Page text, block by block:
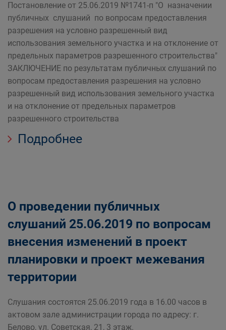
Постановление от 25.06.2019 №1741-п "О назначении
публичных слушаний по вопросам предоставления
разрешения на условно разрешенный вид
использования земельного участка и на отклонение от
предельных параметров разрешенного строительства"
ЗАКЛЮЧЕНИЕ по результатам публичных слушаний по
вопросам предоставления разрешения на условно
разрешенный вид использования земельного участка
и на отклонение от предельных параметров
разрешенного строительства
Подробнее
О проведении публичных
слушаний 25.06.2019 по вопросам
внесения изменений в проект
планировки и проект межевания
территории
Слушания состоятся 25.06.2019 года в 16.00 часов в
актовом зале администрации города по адресу: г.
Белово, ул. Советская, 21, 3 этаж.